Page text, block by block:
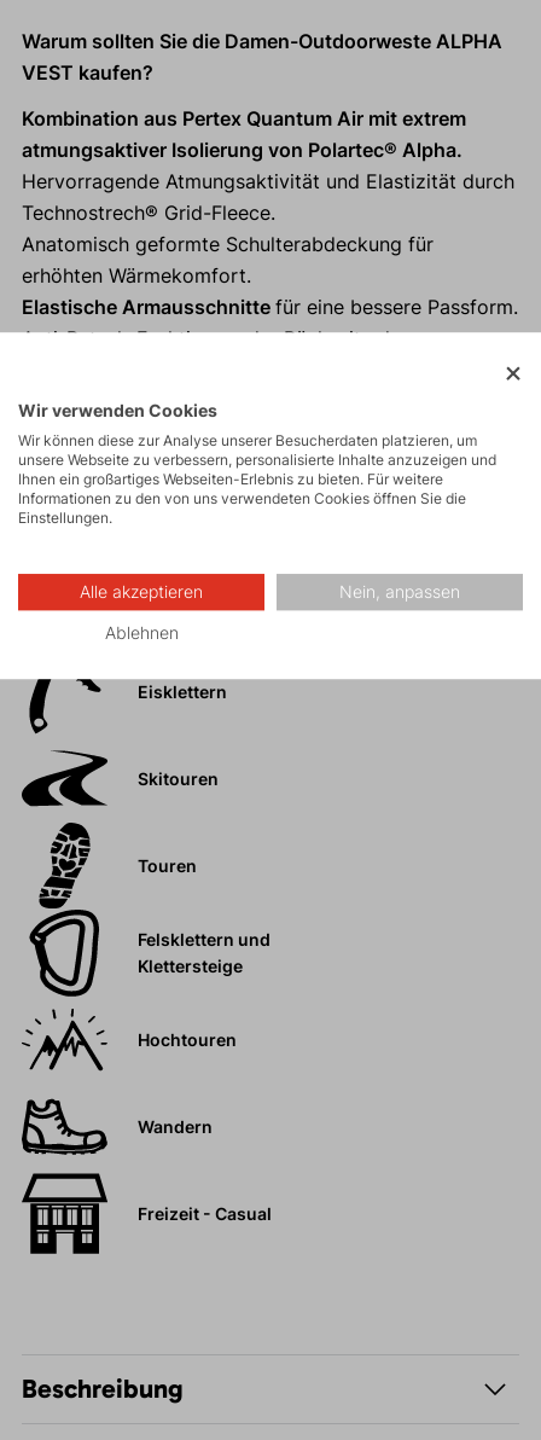
Warum sollten Sie die Damen-Outdoorweste ALPHA
VEST kaufen?
Kombination aus Pertex Quantum Air mit extrem
atmungsaktiver Isolierung von Polartec® Alpha.
Hervorragende Atmungsaktivität und Elastizität durch
Technostrech® Grid-Fleece.
Anatomisch geformte Schulterabdeckung für
erhöhten Wärmekomfort.
Elastische Armausschnitte für eine bessere Passform.
Anti-Rutsch-Funktion an der Rückseite der
Reflektierende Elemente
Aktivitäten
Bergexpeditionen
Eisklettern
Skitouren
Touren
Felsklettern und
Klettersteige
Hochtouren
Wandern
Freizeit - Casual
Beschreibung
Wir verwenden Cookies
Wir können diese zur Analyse unserer Besucherdaten platzieren, um
unsere Webseite zu verbessern, personalisierte Inhalte anzuzeigen und
Ihnen ein großartiges Webseiten-Erlebnis zu bieten. Für weitere
Informationen zu den von uns verwendeten Cookies öffnen Sie die
Einstellungen.
Alle akzeptieren Nein, anpassen
Ablehnen